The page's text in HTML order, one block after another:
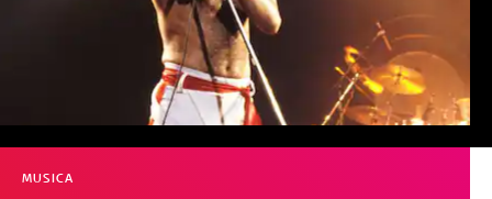
MUSICA